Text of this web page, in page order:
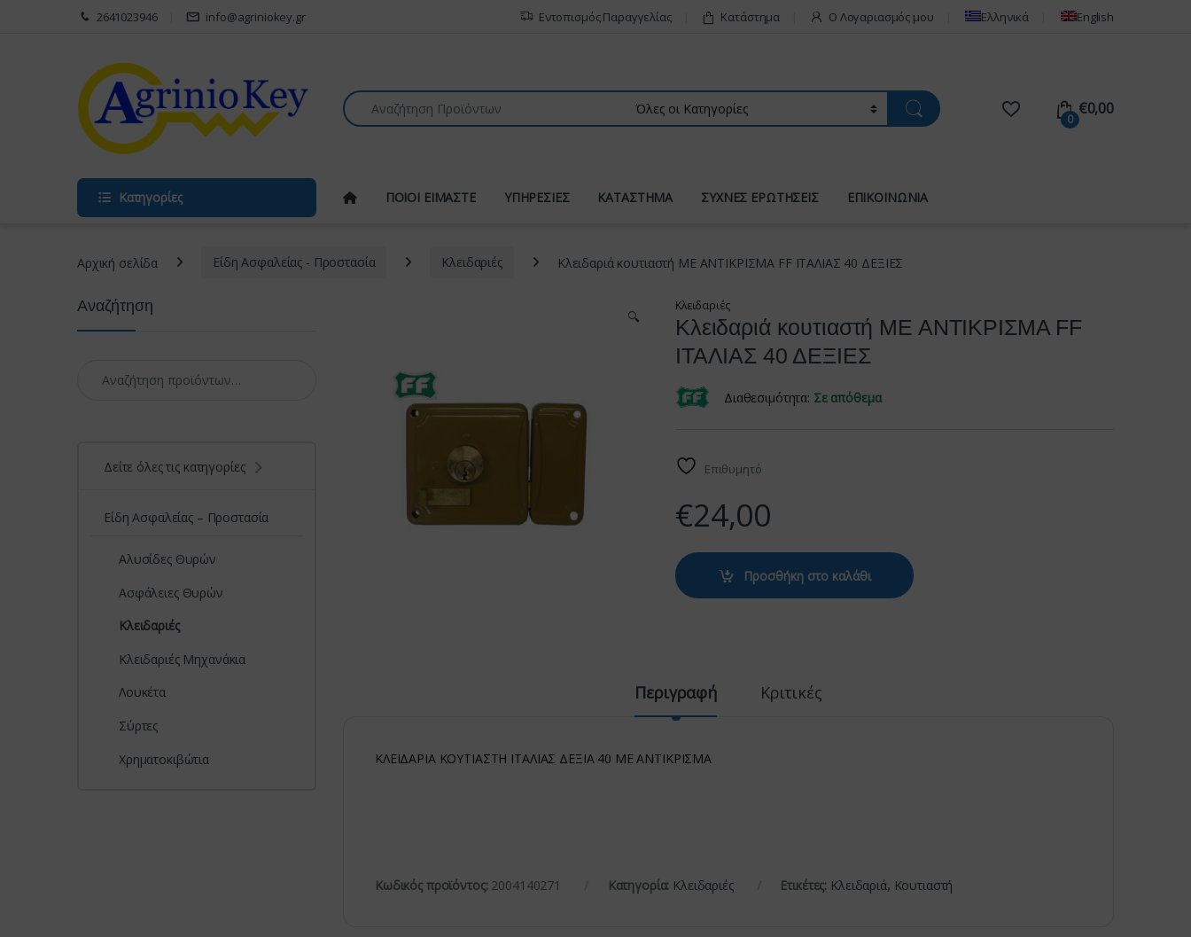
Skip to navigation
Skip to content 2641023946 info@agriniokey.gr Εντοπισμός Παραγγελίας Κατάστημα Ο Λογαριασμός μου Ελληνικά English
Search for:
0
€0,00
Κατηγορίες ΠΟΙΟΙ ΕΙΜΑΣΤΕ ΥΠΗΡΕΣΙΕΣ ΚΑΤΑΣΤΗΜΑ ΣΥΧΝΕΣ ΕΡΩΤΗΣΕΙΣ ΕΠΙΚΟΙΝΩΝΙΑ
Αρχική σελίδα Είδη Ασφαλείας - Προστασία Κλειδαριές Κλειδαριά κουτιαστή ΜΕ ΑΝΤΙΚΡΙΣΜΑ FF ΙΤΑΛΙΑΣ 40 ΔΕΞΙΕΣ
🔍
Κλειδαριές
Κλειδαριά κουτιαστή ΜΕ ΑΝΤΙΚΡΙΣΜΑ FF
ΙΤΑΛΙΑΣ 40 ΔΕΞΙΕΣ
Διαθεσιμότητα: Σε απόθεμα
Επιθυμητό
€24,00
Προσθήκη στο καλάθι
Περιγραφή Κριτικές
ΚΛΕΙΔΑΡΙΑ ΚΟΥΤΙΑΣΤΗ ΙΤΑΛΙΑΣ ΔΕΞΙΑ 40 ΜΕ ΑΝΤΙΚΡΙΣΜΑ
Κωδικός προϊόντος: 2004140271 Κατηγορία: Κλειδαριές Ετικέτες: Κλειδαριά, Κουτιαστή
Αναζήτηση
Δείτε όλες τις κατηγορίες
Είδη Ασφαλείας – Προστασία
Αλυσίδες Θυρών
Ασφάλειες Θυρών
Κλειδαριές
Κλειδαριές Μηχανάκια
Λουκέτα
Σύρτες
Χρηματοκιβώτια